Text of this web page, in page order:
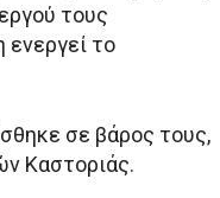
τους
ενεργεί το
σε βάρος τους,
Καστοριάς.